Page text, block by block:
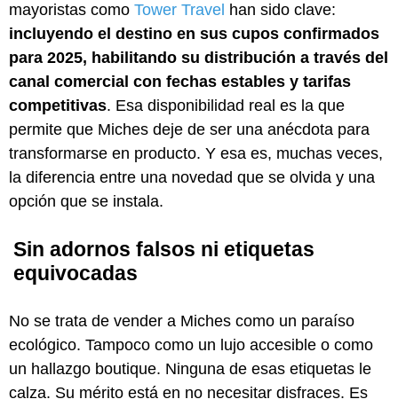
mayoristas como Tower Travel han sido clave:
incluyendo el destino en sus cupos confirmados
para 2025, habilitando su distribución a través del
canal comercial con fechas estables y tarifas
competitivas. Esa disponibilidad real es la que
permite que Miches deje de ser una anécdota para
transformarse en producto. Y esa es, muchas veces,
la diferencia entre una novedad que se olvida y una
opción que se instala.
Sin adornos falsos ni etiquetas
equivocadas
No se trata de vender a Miches como un paraíso
ecológico. Tampoco como un lujo accesible o como
un hallazgo boutique. Ninguna de esas etiquetas le
calza. Su mérito está en no necesitar disfraces. Es